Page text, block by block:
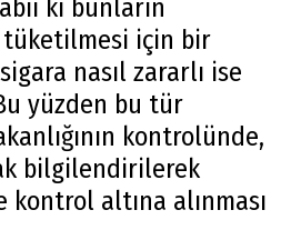
ki bunların
tüketilmesi için bir
nasıl zararlı ise
yüzden bu tür
kontrolünde,
bilgilendirilerek
kontrol altına alınması